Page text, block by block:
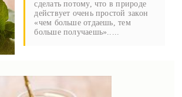
сделать потому, что в природе
действует очень простой закон
«чем больше отдаешь, тем
больше получаешь».....